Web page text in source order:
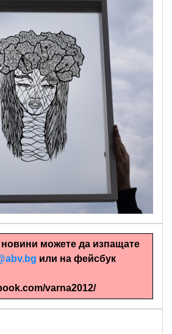
картини
можете да изпащате
или на фейсбук
varna2012/